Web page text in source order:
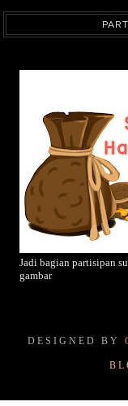
Jadi bagian partisipan
gambar
DESIGNED BY